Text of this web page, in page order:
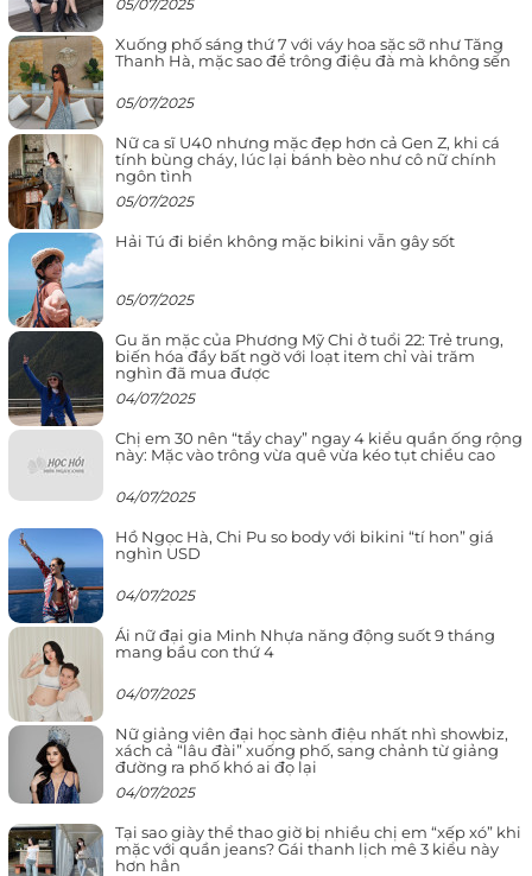
05/07/2025
Xuống phố sáng thứ 7 với váy hoa sặc sỡ như Tăng
Thanh Hà, mặc sao để trông điệu đà mà không sến
05/07/2025
Nữ ca sĩ U40 nhưng mặc đẹp hơn cả Gen Z, khi cá
tính bùng cháy, lúc lại bánh bèo như cô nữ chính
ngôn tình
05/07/2025
Hải Tú đi biển không mặc bikini vẫn gây sốt
05/07/2025
Gu ăn mặc của Phương Mỹ Chi ở tuổi 22: Trẻ trung,
biến hóa đầy bất ngờ với loạt item chỉ vài trăm
nghìn đã mua được
04/07/2025
Chị em 30 nên “tẩy chay” ngay 4 kiểu quần ống rộng
này: Mặc vào trông vừa quê vừa kéo tụt chiều cao
04/07/2025
Hồ Ngọc Hà, Chi Pu so body với bikini “tí hon” giá
nghìn USD
04/07/2025
Ái nữ đại gia Minh Nhựa năng động suốt 9 tháng
mang bầu con thứ 4
04/07/2025
Nữ giảng viên đại học sành điệu nhất nhì showbiz,
xách cả “lâu đài” xuống phố, sang chảnh từ giảng
đường ra phố khó ai đọ lại
04/07/2025
Tại sao giày thể thao giờ bị nhiều chị em “xếp xó” khi
mặc với quần jeans? Gái thanh lịch mê 3 kiểu này
hơn hẳn